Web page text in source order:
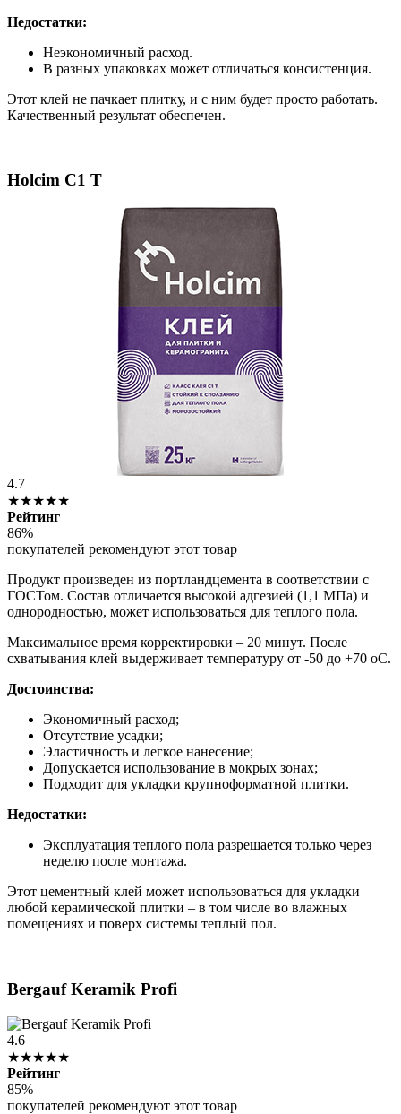
Недостатки:
Неэкономичный расход.
В разных упаковках может отличаться консистенция.
Этот клей не пачкает плитку, и с ним будет просто работать.
Качественный результат обеспечен.
Holcim С1 Т
4.7
★★★★★
Рейтинг
86%
покупателей рекомендуют этот товар
Продукт произведен из портландцемента в соответствии с
ГОСТом. Состав отличается высокой адгезией (1,1 МПа) и
однородностью, может использоваться для теплого пола.
Максимальное время корректировки – 20 минут. После
схватывания клей выдерживает температуру от -50 до +70 оС.
Достоинства:
Экономичный расход;
Отсутствие усадки;
Эластичность и легкое нанесение;
Допускается использование в мокрых зонах;
Подходит для укладки крупноформатной плитки.
Недостатки:
Эксплуатация теплого пола разрешается только через
неделю после монтажа.
Этот цементный клей может использоваться для укладки
любой керамической плитки – в том числе во влажных
помещениях и поверх системы теплый пол.
Bergauf Keramik Profi
4.6
★★★★★
Рейтинг
85%
покупателей рекомендуют этот товар